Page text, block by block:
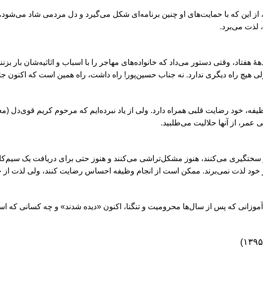
این که با حمایت‌های او چنین برنامه‌ای شکل می‌گیرد و دل مردمی شاد
لذت می‌برد.
وقتی دستور می‌داد که خانواده‌های مهاجر را با اسباب و اثاثیه‌شان بار
هیچ راه دیگری ندارد. نه جناب حسین‌پور! راه داشت، راه همین است که اکنون
خود رضایت قلبی همراه دارد. ولی از یاد نبرده‌ایم که مرحوم کریم قوی‌دل
عمر، از آنها حلالیت می‌طلبید.
می‌کنند، هنوز مشکل‌تراشی می‌کنند و هنوز حتی برای دریافت یک
کار خود لذت نمی‌برند. ممکن است از انجام وظیفه احساس رضایت کنند، ولی لذت
که پس از سال‌ها محرومیت و تنگنا، اکنون «دیده شدند» و چه کسانی که